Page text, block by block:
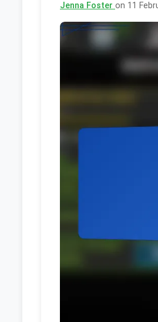
Jenna Foster on 11